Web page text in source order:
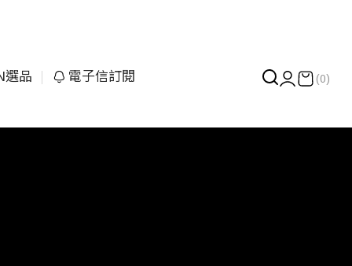
選品 電子信訂閱 (0)